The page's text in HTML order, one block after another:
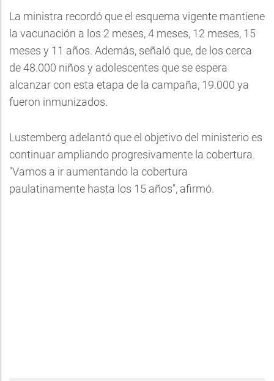
La ministra recordó que el esquema vigente mantiene
la vacunación a los 2 meses, 4 meses, 12 meses, 15
meses y 11 años. Además, señaló que, de los cerca
de 48.000 niños y adolescentes que se espera
alcanzar con esta etapa de la campaña, 19.000 ya
fueron inmunizados.
Lustemberg adelantó que el objetivo del ministerio es
continuar ampliando progresivamente la cobertura.
"Vamos a ir aumentando la cobertura
paulatinamente hasta los 15 años", afirmó.